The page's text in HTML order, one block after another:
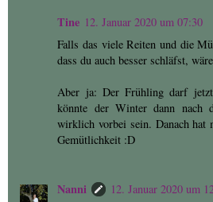
Tine 12. Januar 2020 um 07:30
Falls das viele Reiten und die
dass du auch besser schläfst,
Aber ja: Der Frühling darf
könnte der Winter dann nach
wirklich vorbei sein. Danach hat
Gemütlichkeit :D
Nanni
12. Januar 2020 um